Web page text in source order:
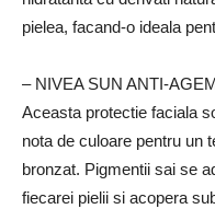
pielea, facand-o ideala
– NIVEA SUN ANTI-
Aceasta protectie faciala
nota de culoare pentru un
bronzat. Pigmentii sai se
fiecarei pielii si acopera